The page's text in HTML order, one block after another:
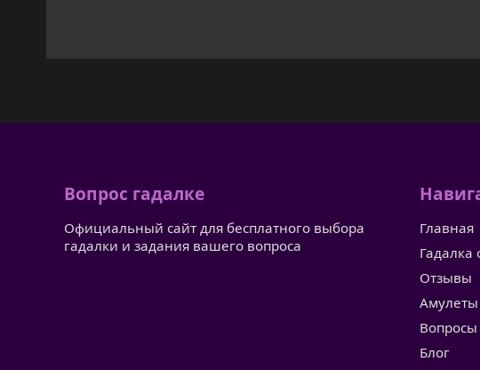
Вопрос гадалке
Официальный сайт для бесплатного выбора
гадалки и задания вашего вопроса
Главная
Гадалка
Отзывы
Амулеты
Вопросы
Блог